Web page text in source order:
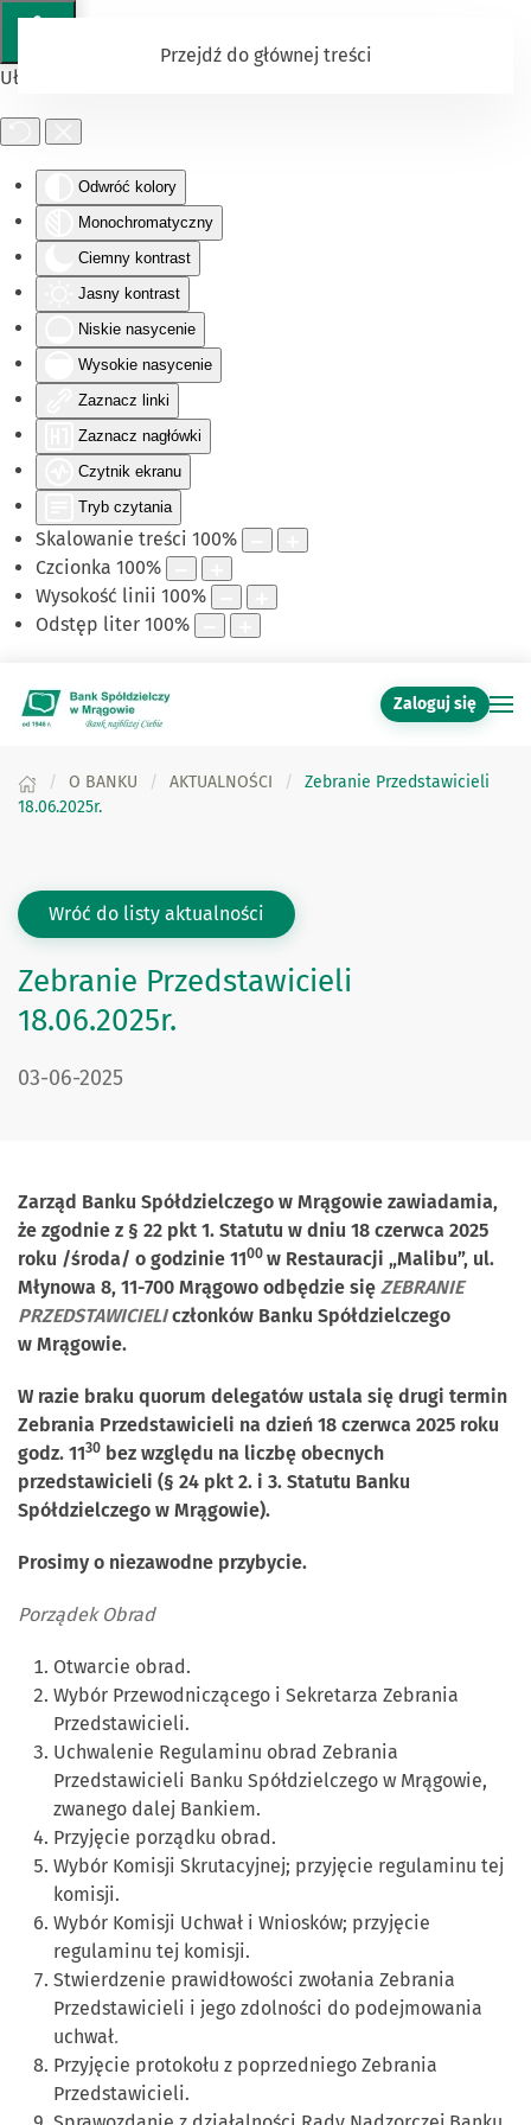
Ułatwienia dostępu
Odwróć kolory
Monochromatyczny
Ciemny kontrast
Jasny kontrast
Niskie nasycenie
Wysokie nasycenie
Zaznacz linki
Zaznacz nagłówki
Czytnik ekranu
Tryb czytania
Skalowanie treści 100%
Czcionka 100%
Wysokość linii 100%
Odstęp liter 100%
Przejdź do głównej treści
Zaloguj się
O BANKU AKTUALNOŚCI
Zebranie Przedstawicieli
18.06.2025r.
Wróć do listy aktualności
Zebranie Przedstawicieli
18.06.2025r.
DATA PUBLIKACJI:
03-06-2025
Zarząd Banku Spółdzielczego w Mrągowie zawiadamia,
że zgodnie z § 22 pkt 1. Statutu w dniu 18 czerwca 2025
roku /środa/ o godzinie 1100 w Restauracji „Malibu”, ul.
Młynowa 8, 11-700 Mrągowo odbędzie się ZEBRANIE
PRZEDSTAWICIELIczłonków Banku Spółdzielczego
w Mrągowie.
W razie braku quorum delegatów ustala się drugi termin
Zebrania Przedstawicieli na dzień 18 czerwca 2025 roku
godz. 1130 bez względu na liczbę obecnych
przedstawicieli (§ 24 pkt 2. i 3. Statutu Banku
Spółdzielczego w Mrągowie).
Prosimy o niezawodne przybycie.
Porządek Obrad
Otwarcie obrad.
Wybór Przewodniczącego i Sekretarza Zebrania
Przedstawicieli.
Uchwalenie Regulaminu obrad Zebrania
Przedstawicieli Banku Spółdzielczego w Mrągowie,
zwanego dalej Bankiem.
Przyjęcie porządku obrad.
Wybór Komisji Skrutacyjnej; przyjęcie regulaminu tej
komisji.
Wybór Komisji Uchwał i Wniosków; przyjęcie
regulaminu tej komisji.
Stwierdzenie prawidłowości zwołania Zebrania
Przedstawicieli i jego zdolności do podejmowania
uchwał.
Przyjęcie protokołu z poprzedniego Zebrania
Przedstawicieli.